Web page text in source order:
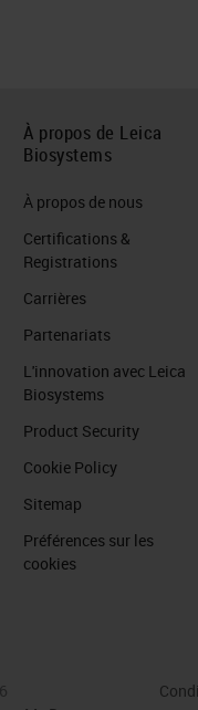
À propos de Leica
Biosystems
À propos de nous
Certifications &
Registrations
Carrières
Partenariats
L'innovation avec Leica
Biosystems
Product Security
Cookie Policy
Sitemap
Préférences sur les
cookies